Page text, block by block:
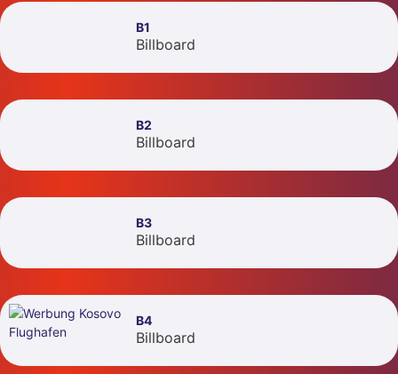
B1
Billboard
B2
Billboard
B3
Billboard
B4
Billboard